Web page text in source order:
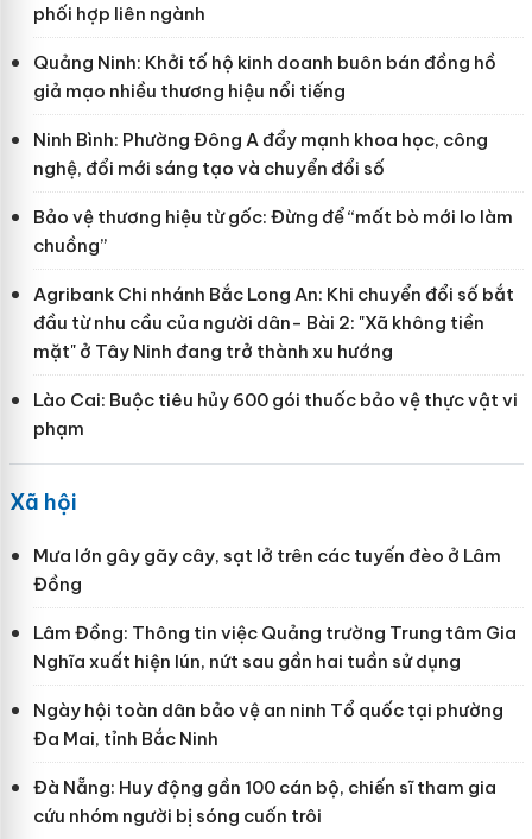
phối hợp liên ngành
Quảng Ninh: Khởi tố hộ kinh doanh buôn bán đồng hồ
giả mạo nhiều thương hiệu nổi tiếng
Ninh Bình: Phường Đông A đẩy mạnh khoa học, công
nghệ, đổi mới sáng tạo và chuyển đổi số
Bảo vệ thương hiệu từ gốc: Đừng để “mất bò mới lo làm
chuồng”
Agribank Chi nhánh Bắc Long An: Khi chuyển đổi số bắt
đầu từ nhu cầu của người dân- Bài 2: "Xã không tiền
mặt" ở Tây Ninh đang trở thành xu hướng
Lào Cai: Buộc tiêu hủy 600 gói thuốc bảo vệ thực vật vi
phạm
Xã hội
Mưa lớn gây gãy cây, sạt lở trên các tuyến đèo ở Lâm
Đồng
Lâm Đồng: Thông tin việc Quảng trường Trung tâm Gia
Nghĩa xuất hiện lún, nứt sau gần hai tuần sử dụng
Ngày hội toàn dân bảo vệ an ninh Tổ quốc tại phường
Đa Mai, tỉnh Bắc Ninh
Đà Nẵng: Huy động gần 100 cán bộ, chiến sĩ tham gia
cứu nhóm người bị sóng cuốn trôi